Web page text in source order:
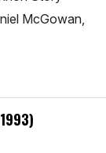
McGowan,